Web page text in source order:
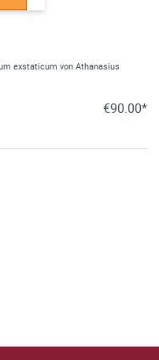
exstaticum von Athanasius
€90.00*